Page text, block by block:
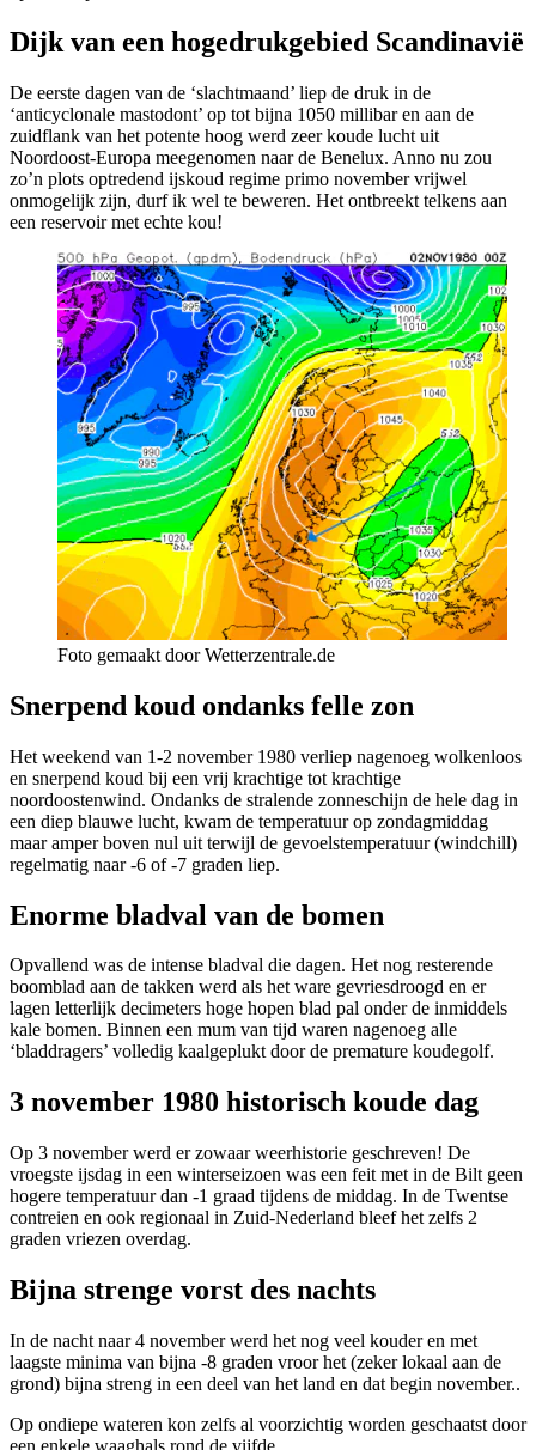
Dijk van een hogedrukgebied Scandinavië
De eerste dagen van de ‘slachtmaand’ liep de druk in de
‘anticyclonale mastodont’ op tot bijna 1050 millibar en aan de
zuidflank van het potente hoog werd zeer koude lucht uit
Noordoost-Europa meegenomen naar de Benelux. Anno nu zou
zo’n plots optredend ijskoud regime primo november vrijwel
onmogelijk zijn, durf ik wel te beweren. Het ontbreekt telkens aan
een reservoir met echte kou!
Foto gemaakt door Wetterzentrale.de
Snerpend koud ondanks felle zon
Het weekend van 1-2 november 1980 verliep nagenoeg wolkenloos
en snerpend koud bij een vrij krachtige tot krachtige
noordoostenwind. Ondanks de stralende zonneschijn de hele dag in
een diep blauwe lucht, kwam de temperatuur op zondagmiddag
maar amper boven nul uit terwijl de gevoelstemperatuur (windchill)
regelmatig naar -6 of -7 graden liep.
Enorme bladval van de bomen
Opvallend was de intense bladval die dagen. Het nog resterende
boomblad aan de takken werd als het ware gevriesdroogd en er
lagen letterlijk decimeters hoge hopen blad pal onder de inmiddels
kale bomen. Binnen een mum van tijd waren nagenoeg alle
‘bladdragers’ volledig kaalgeplukt door de premature koudegolf.
3 november 1980 historisch koude dag
Op 3 november werd er zowaarweerhistorie geschreven! De
vroegste ijsdag in een winterseizoen was een feit met in de Bilt geen
hogere temperatuur dan -1 graad tijdens de middag. In de Twentse
contreien en ook regionaal in Zuid-Nederland bleef het zelfs 2
graden vriezen overdag.
Bijna strenge vorst des nachts
In de nacht naar 4 november werd het nog veel kouder en met
laagste minima van bijna -8 graden vroor het (zeker lokaal aan de
grond) bijna streng in een deel van het land en dat begin november..
Op ondiepe wateren kon zelfs al voorzichtig worden geschaatst door
een enkele waaghals rond de vijfde.